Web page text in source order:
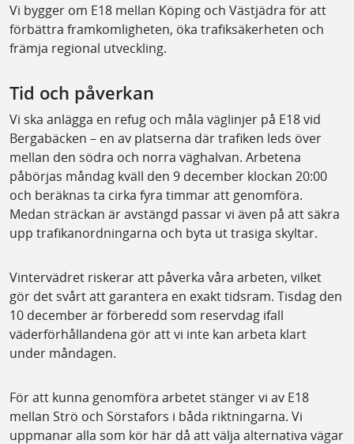
Vi bygger om E18 mellan Köping och Västjädra för att
förbättra framkomligheten, öka trafiksäkerheten och
främja regional utveckling.
Tid och påverkan
Vi ska anlägga en refug och måla väglinjer på E18 vid
Bergabäcken – en av platserna där trafiken leds över
mellan den södra och norra väghalvan. Arbetena
påbörjas måndag kväll den 9 december klockan 20:00
och beräknas ta cirka fyra timmar att genomföra.
Medan sträckan är avstängd passar vi även på att säkra
upp trafikanordningarna och byta ut trasiga skyltar.
Vintervädret riskerar att påverka våra arbeten, vilket
gör det svårt att garantera en exakt tidsram. Tisdag den
10 december är förberedd som reservdag ifall
väderförhållandena gör att vi inte kan arbeta klart
under måndagen.
För att kunna genomföra arbetet stänger vi av E18
mellan Strö och Sörstafors i båda riktningarna. Vi
uppmanar alla som kör här då att välja alternativa vägar